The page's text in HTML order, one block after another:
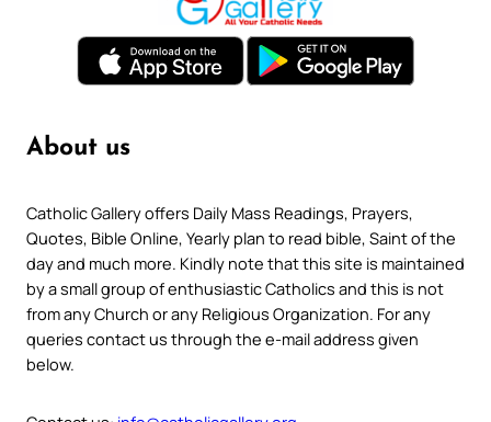
About us
Catholic Gallery offers Daily Mass Readings, Prayers,
Quotes, Bible Online, Yearly plan to read bible, Saint of the
day and much more. Kindly note that this site is maintained
by a small group of enthusiastic Catholics and this is not
from any Church or any Religious Organization. For any
queries contact us through the e-mail address given
below.